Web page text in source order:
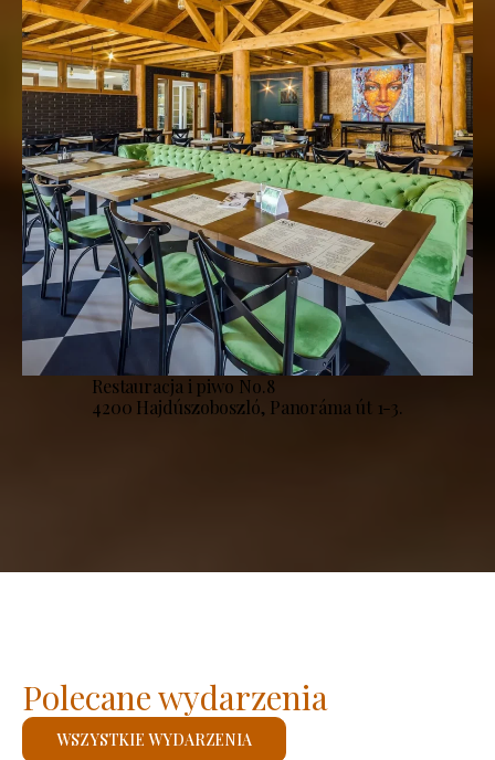
Restauracja i piwo No.8
4200 Hajdúszoboszló, Panoráma út 1-3.
Polecane wydarzenia
WSZYSTKIE WYDARZENIA